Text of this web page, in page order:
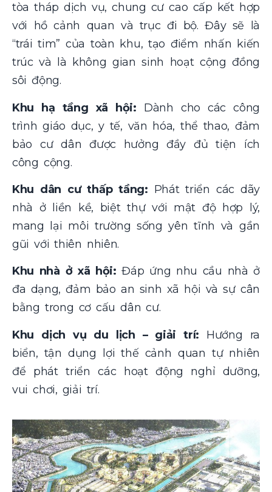
tòa tháp dịch vụ, chung cư cao cấp kết hợp
với hồ cảnh quan và trục đi bộ. Đây sẽ là
“trái tim” của toàn khu, tạo điểm nhấn kiến
trúc và là không gian sinh hoạt cộng đồng
sôi động.
Khu hạ tầng xã hội: Dành cho các công
trình giáo dục, y tế, văn hóa, thể thao, đảm
bảo cư dân được hưởng đầy đủ tiện ích
công cộng.
Khu dân cư thấp tầng: Phát triển các dãy
nhà ở liền kề, biệt thự với mật độ hợp lý,
mang lại môi trường sống yên tĩnh và gần
gũi với thiên nhiên.
Khu nhà ở xã hội: Đáp ứng nhu cầu nhà ở
đa dạng, đảm bảo an sinh xã hội và sự cân
bằng trong cơ cấu dân cư.
Khu dịch vụ du lịch – giải trí: Hướng ra
biển, tận dụng lợi thế cảnh quan tự nhiên
để phát triển các hoạt động nghỉ dưỡng,
vui chơi, giải trí.